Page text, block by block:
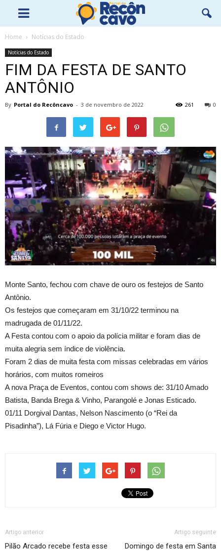
Home Notícias do Estado
Notícias do Estado
FIM DA FESTA DE SANTO
ANTÔNIO
By Portal do Recôncavo - 3 de novembro de 2022 0
261
Monte Santo, fechou com chave de ouro os festejos de Santo
Antônio.
Os festejos que começaram em 31/10/22 terminou na
madrugada de 01/11/22.
A Festa contou com o apoio da polícia militar e foram dias de
muita alegria sem índice de violência.
Foram 2 dias de muita festa com missas celebradas em vários
horários, com muitos romeiros
A nova Praça de Eventos, contou com shows de: 31/10 Amado
Batista, Banda Brega & Vinho, Parangolé e Jonas Esticado.
01/11 Dorgival Dantas, Nelson Nascimento (o “Rei da
Pisadinha”), Lá Fúria e Diego e Victor Hugo.
Artigo anterior
Pilão Arcado recebe festa esse
Artigo seguinte
Domingo de festa em Santa